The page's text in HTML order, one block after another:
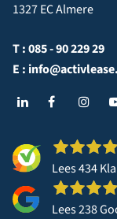
1327 EC Almere
T :085 - 90 229 29
E :
Lees 434
Lees 238